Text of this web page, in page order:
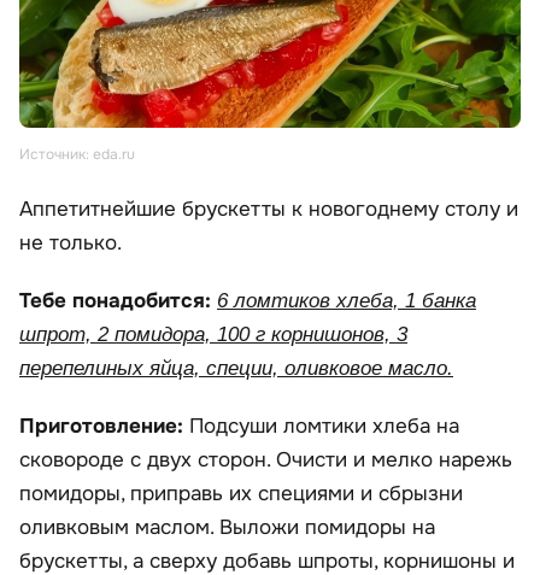
Источник: eda.ru
Аппетитнейшие брускетты к новогоднему столу и
не только.
Тебе понадобится: 6 ломтиков хлеба, 1 банка
шпрот, 2 помидора, 100 г корнишонов, 3
перепелиных яйца, специи, оливковое масло.
Приготовление: Подсуши ломтики хлеба на
сковороде с двух сторон. Очисти и мелко нарежь
помидоры, приправь их специями и сбрызни
оливковым маслом. Выложи помидоры на
брускетты, а сверху добавь шпроты, корнишоны и